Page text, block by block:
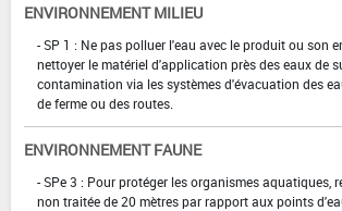
ENVIRONNEMENT MILIEU
- SP 1 : Ne pas polluer l'eau avec le produit ou son
nettoyer le matériel d'application près des eaux de
contamination via les systèmes d'évacuation des
de ferme ou des routes.
ENVIRONNEMENT FAUNE
- SPe 3 : Pour protéger les organismes aquatiques,
non traitée de 20 mètres par rapport aux points